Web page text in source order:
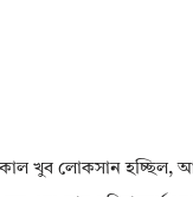
খুব লোকসান হচ্ছিল,